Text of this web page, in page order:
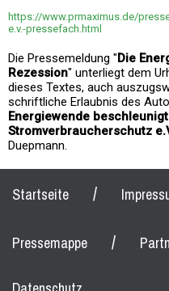
https://www.prmaximus.de/
e.v.-pressefach.html
Die Pressemeldung " Die
Rezession" unterliegt dem
dieses Textes, auch
schriftliche Erlaubnis des
Energiewende
Stromverbraucherschutz
Duepmann.
Startseite /
Pressemappe /